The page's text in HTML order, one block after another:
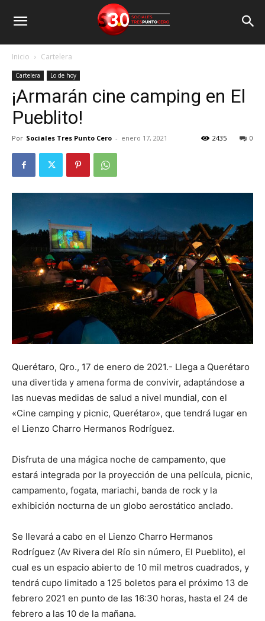
Inicio Cartelera
Cartelera Lo de hoy
¡Armarán cine camping en El
Pueblito!
Por Sociales Tres Punto Cero - enero 17, 2021 0
2435
Querétaro, Qro., 17 de enero de 2021.- Llega a Querétaro
una divertida y amena forma de convivir, adaptándose a
las nuevas medidas de salud a nivel mundial, con el
«Cine camping y picnic, Querétaro», que tendrá lugar en
el Lienzo Charro Hermanos Rodríguez.
Disfruta de una mágica noche de campamento, que
estará integrada por la proyección de una película, picnic,
campamento, fogata, mariachi, banda de rock y la
exhibición nocturna de un globo aerostático anclado.
Se llevará a cabo en el Lienzo Charro Hermanos
Rodríguez (Av Rivera del Río sin número, El Pueblito), el
cual es un espacio abierto de 10 mil metros cuadrados, y
tendrá cupo limitado a 125 boletos para el próximo 13 de
febrero 2021 en punto de las 16:30 horas, hasta el 24 de
febrero a las 10 de la mañana.